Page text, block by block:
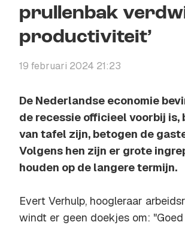
prullenbak
productiviteit’
19 februari 2024 21:23
De Nederlandse economie
de recessie officieel voorbij
van tafel zijn, betogen de
Volgens hen zijn er grote
houden op de langere termijn.
Evert Verhulp, hoogleraar
windt er geen doekjes om: